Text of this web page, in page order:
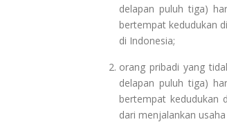
delapan puluh tiga)
bertempat kedudukan
di Indonesia;
orang pribadi yang
delapan puluh tiga)
bertempat kedudukan
dari menjalankan